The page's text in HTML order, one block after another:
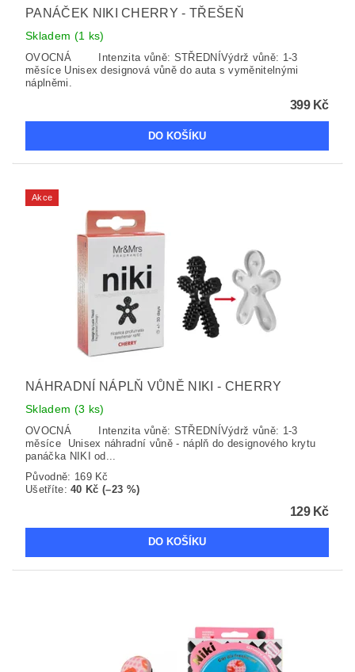
PANÁČEK NIKI CHERRY - TŘEŠEŇ
Skladem (1 ks)
OVOCNÁ Intenzita vůně: STŘEDNÍVýdrž vůně: 1-3
měsíce Unisex designová vůně do auta s vyměnitelnými
náplněmi.
399 Kč
Akce
NÁHRADNÍ NÁPLŇ VŮNĚ NIKI - CHERRY
Skladem (3 ks)
OVOCNÁ Intenzita vůně: STŘEDNÍVýdrž vůně: 1-3
měsíce Unisex náhradní vůně - náplň do designového krytu
panáčka NIKI od...
Původně: 169 Kč
Ušetříte:40 Kč (–23 %)
129 Kč